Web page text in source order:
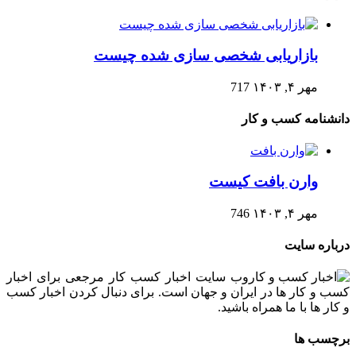
بازاریابی شخصی سازی شده چیست
مهر ۴, ۱۴۰۳ 717
دانشنامه کسب و کار
وارن بافت کیست
مهر ۴, ۱۴۰۳ 746
درباره سایت
وب سایت اخبار کسب کار مرجعی برای اخبار
کسب و کار ها در ایران و جهان است. برای دنبال کردن اخبار کسب
و کار ها با ما همراه باشید.
برچسب ها